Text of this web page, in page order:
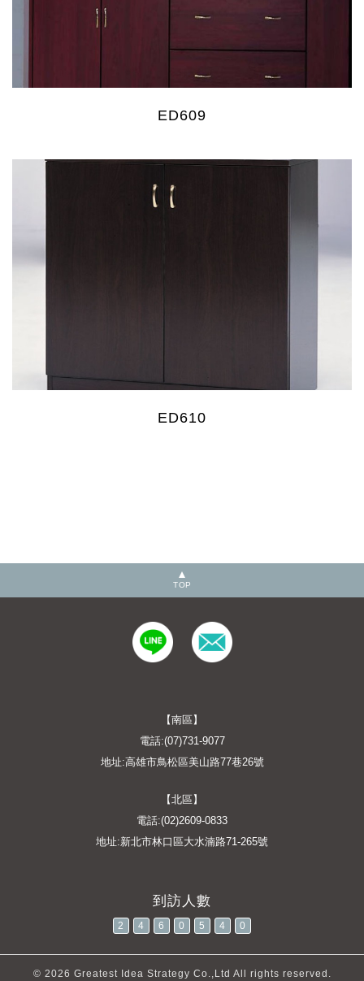
ED609
ED610
TOP
【南區】
電話:(07)731-9077
地址:高雄市鳥松區美山路77巷26號
【北區】
電話:(02)2609-0833
地址:新北市林口區大水湳路71-265號
2 4 6 0 5 4 0
© 2026 Greatest Idea Strategy Co.,Ltd All rights reserved.